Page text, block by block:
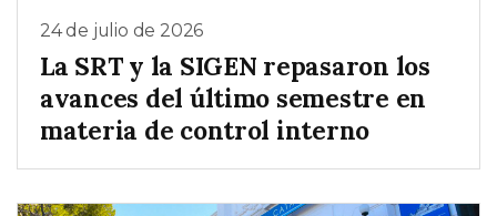
24 de julio de 2026
La SRT y la SIGEN repasaron los
avances del último semestre en
materia de control interno